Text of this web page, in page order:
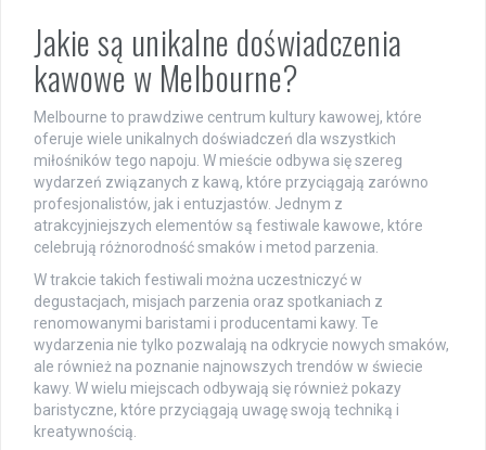
Jakie są unikalne doświadczenia
kawowe w Melbourne?
Melbourne to prawdziwe centrum kultury kawowej, które
oferuje wiele unikalnych doświadczeń dla wszystkich
miłośników tego napoju. W mieście odbywa się szereg
wydarzeń związanych z kawą, które przyciągają zarówno
profesjonalistów, jak i entuzjastów. Jednym z
atrakcyjniejszych elementów są festiwale kawowe, które
celebrują różnorodność smaków i metod parzenia.
W trakcie takich festiwali można uczestniczyć w
degustacjach, misjach parzenia oraz spotkaniach z
renomowanymi baristami i producentami kawy. Te
wydarzenia nie tylko pozwalają na odkrycie nowych smaków,
ale również na poznanie najnowszych trendów w świecie
kawy. W wielu miejscach odbywają się również pokazy
baristyczne, które przyciągają uwagę swoją techniką i
kreatywnością.